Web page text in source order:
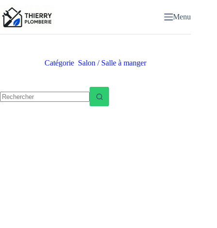
au
contenu
Menu
Catégorie Salon / Salle à manger